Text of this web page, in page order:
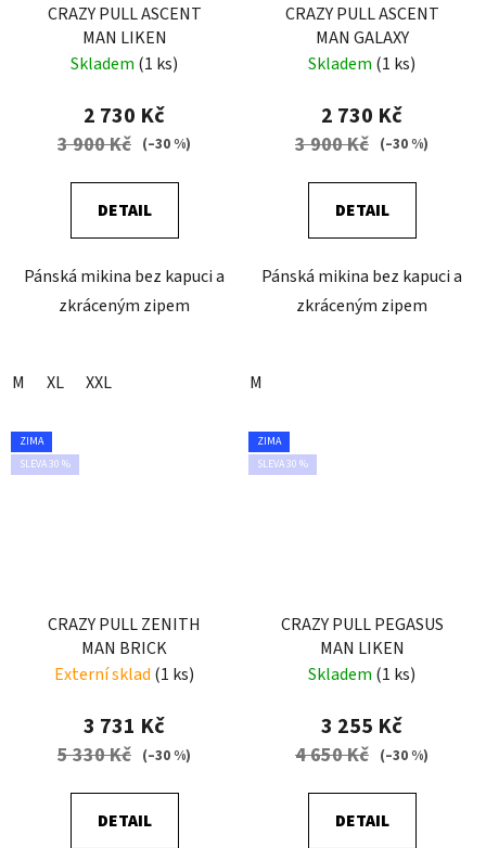
CRAZY PULL ASCENT
MAN LIKEN
Skladem (1 ks)
2 730 Kč
3 900 Kč (–30 %)
DETAIL
Pánská mikina bez kapuci a
zkráceným zipem
M XL XXL
CRAZY PULL ASCENT
MAN GALAXY
Skladem (1 ks)
2 730 Kč
3 900 Kč (–30 %)
DETAIL
Pánská mikina bez kapuci a
zkráceným zipem
M
ZIMA
SLEVA 30 %
CRAZY PULL ZENITH
MAN BRICK
Externí sklad (1 ks)
3 731 Kč
5 330 Kč (–30 %)
DETAIL
ZIMA
SLEVA 30 %
CRAZY PULL PEGASUS
MAN LIKEN
Skladem (1 ks)
3 255 Kč
4 650 Kč (–30 %)
DETAIL